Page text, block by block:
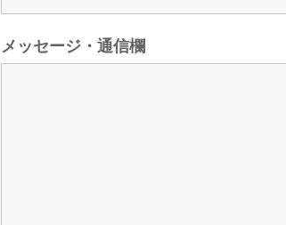
メッセージ・通信欄